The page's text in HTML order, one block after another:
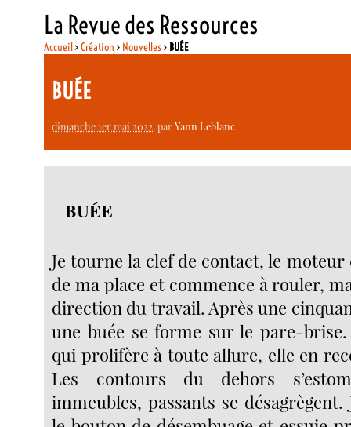
La Revue des Ressources
Accueil>Création > Nouvelles> BUÉE
BUÉE
dimanche 1er mai 2022, parYann Leblanc
BUÉE
Je tourne la clef de contact, le moteur
de ma place et commence à rouler,
direction du travail. Après une
une buée se forme sur le pare-
qui prolifère à toute allure, elle en
Les contours du dehors
immeubles, passants se